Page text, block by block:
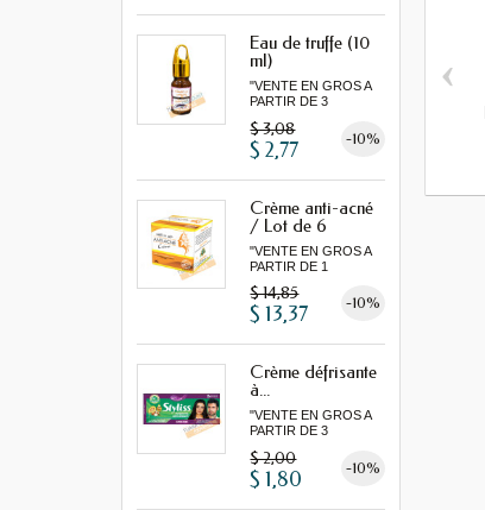
Eau de truffe (10
ml)
"VENTE EN GROS A
PARTIR DE 3
$ 3,08 -10%
$ 2,77
Crème anti-acné
/ Lot de 6
"VENTE EN GROS A
PARTIR DE 1
$ 14,85 -10%
$ 13,37
Crème défrisante
à...
"VENTE EN GROS A
PARTIR DE 3
$ 2,00 -10%
$ 1,80
‹